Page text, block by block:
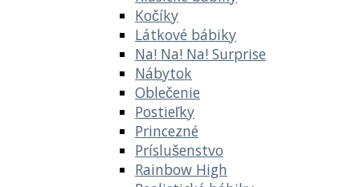
Kočíky
Látkové bábiky
Na! Na! Na! Surprise
Nábytok
Oblečenie
Postieľky
Princezné
Príslušenstvo
Rainbow High